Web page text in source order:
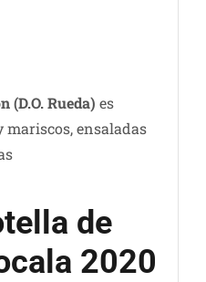
(D.O. Rueda) es
mariscos, ensaladas
de
2020